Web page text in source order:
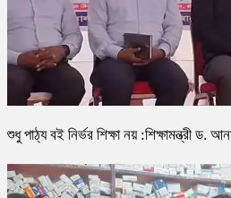
শুধু পাঠ্য বই নির্ভর শিক্ষা নয় :শিক্ষামন্ত্রী